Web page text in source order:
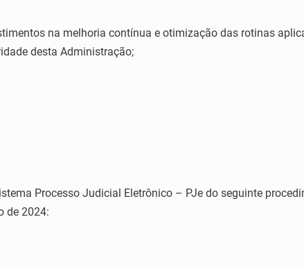
na melhoria contínua e otimização das rotinas
desta Administração;
Processo Judicial Eletrônico – PJe do seguinte
de 2024: